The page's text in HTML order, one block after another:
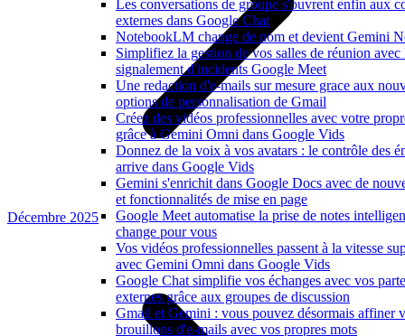
Les conversations de groupe s'ouvrent enfin aux
externes dans Google Chat
NotebookLM change de nom et devient Gemini
Simplifiez la gestion de vos salles de réunion avec
signalement d'incidents Google Meet
Une redaction d'e-mails sur mesure grace aux
options de personnalisation de Gmail
Créez des vidéos professionnelles avec votre
grâce à Gemini Omni dans Google Vids
Donnez de la voix à vos avatars : le contrôle des
arrive dans Google Vids
Gemini s'enrichit dans Google Docs avec de
et fonctionnalités de mise en page
Google Meet automatise la prise de notes
change pour vous
Vos vidéos professionnelles passent à la vitesse
avec Gemini Omni dans Google Vids
Google Chat simplifie vos échanges avec vos
externes grâce aux groupes de discussion
Gmail et Gemini : vous pouvez désormais affiner
brouillons d'e-mails avec vos propres mots
Décembre 2025